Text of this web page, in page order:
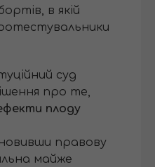
в якій
суд
про те,
плоду
правову
майже